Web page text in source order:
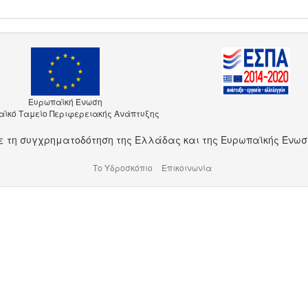
Ευρωπαϊκή Ένωση
Ταμείο Περιφερειακής Ανάπτυξης
τη συγχρηματοδότηση της Ελλάδας και της Ευρωπαϊκής
Το Υδροσκόπιο Επικοινωνία